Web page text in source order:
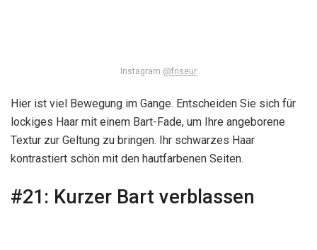
Instagram @friseur
Hier ist viel Bewegung im Gange. Entscheiden Sie sich für
lockiges Haar mit einem Bart-Fade, um Ihre angeborene
Textur zur Geltung zu bringen. Ihr schwarzes Haar
kontrastiert schön mit den hautfarbenen Seiten.
#21: Kurzer Bart verblassen